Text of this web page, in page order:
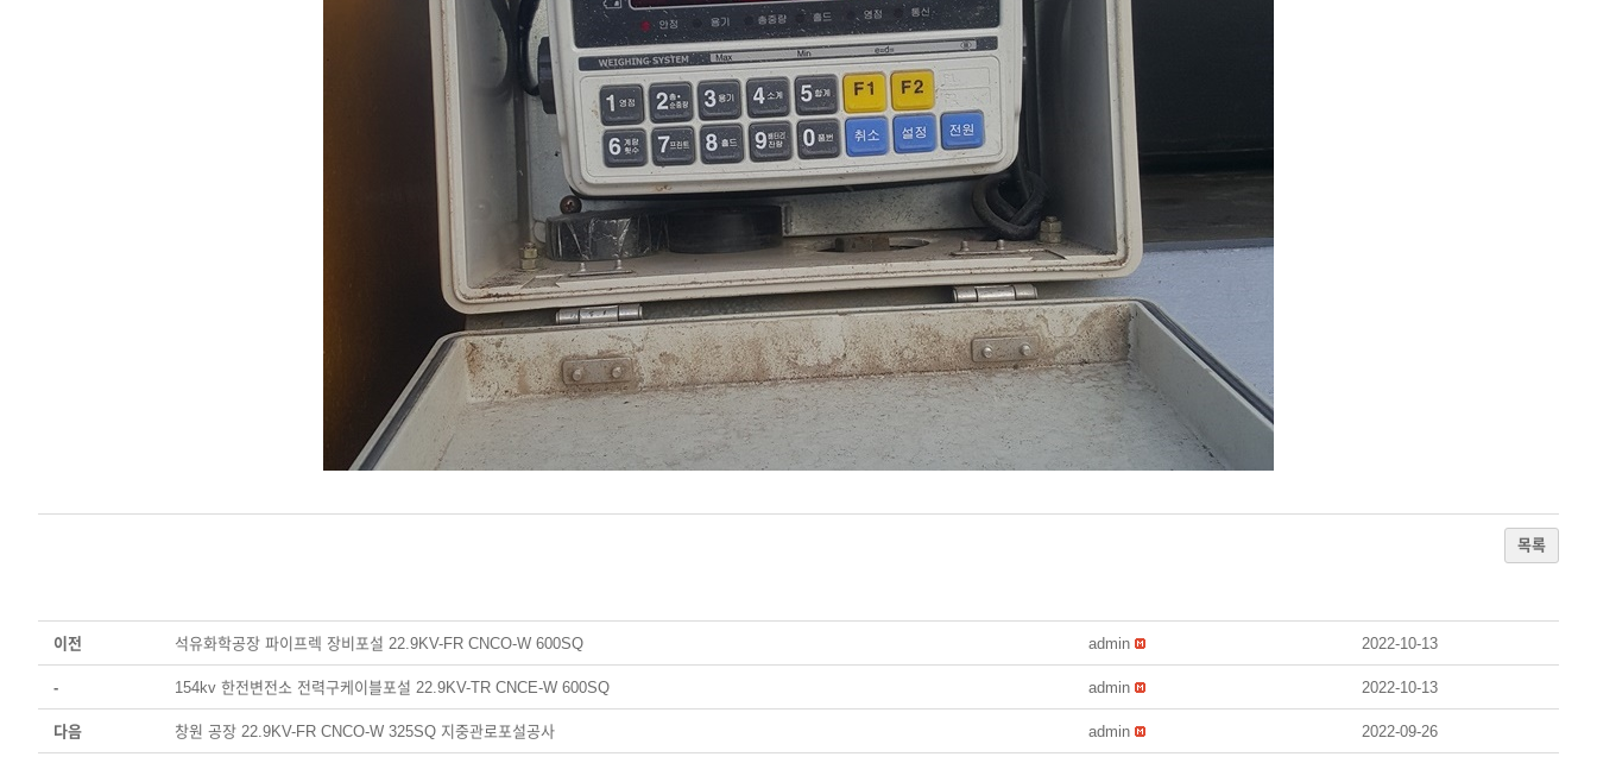
목록
이전 석유화학공장 파이프렉 장비포설 22.9KV-FR CNCO-W 600SQ admin 2022-10-13
- 154kv 한전변전소 전력구케이블포설 22.9KV-TR CNCE-W 600SQ admin 2022-10-13
다음 창원 공장 22.9KV-FR CNCO-W 325SQ 지중관로포설공사 admin 2022-09-26